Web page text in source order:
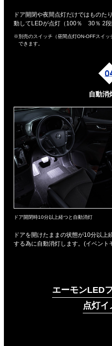
ドア開閉や夜間点灯だけではものた
動してLEDが点灯（100％ 30％ 2段
※別売のスイッチ（昼間点灯ON-OFFスイ
できます。
自動消
ドア開閉時10分以上経つと自動消灯
ドアを開けたままの状態が10分以
する為に自動消灯します。(イベント
エーモンLED
点灯イ